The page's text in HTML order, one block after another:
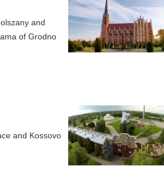
and
of Grodno
and Kossovo